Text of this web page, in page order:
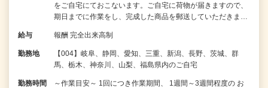
をご自宅にておこないます。ご自宅に荷物が届きますので、
期日までに作業をし、完成した商品を郵送していただきま…
給与 報酬 完全出来高制
勤務地
【004】岐阜、静岡、愛知、三重、新潟、長野、茨城、群
馬、栃木、神奈川、山梨、福島県内のご自宅
勤務時間
～作業目安～ 1回につき作業期間、 1週間～3週間程度の お